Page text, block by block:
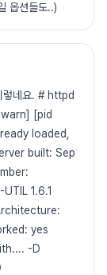
옵션들도..)
렇네요. # httpd
[pid
loaded,
built: Sep
1.6.1
yes
-D